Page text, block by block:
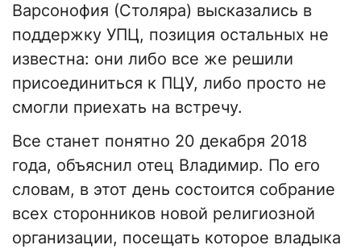
Варсонофия (Столяра) высказались в
поддержку УПЦ, позиция остальных не
известна: они либо все же решили
присоединиться к ПЦУ, либо просто не
смогли приехать на встречу.
Все станет понятно 20 декабря 2018
года, объяснил отец Владимир. По его
словам, в этот день состоится собрание
всех сторонников новой религиозной
организации, посещать которое владыка